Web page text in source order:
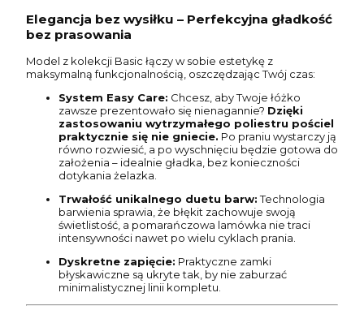
Elegancja bez wysiłku – Perfekcyjna gładkość
bez prasowania
Model z kolekcji Basic łączy w sobie estetykę z
maksymalną funkcjonalnością, oszczędzając Twój czas:
System Easy Care: Chcesz, aby Twoje łóżko
zawsze prezentowało się nienagannie? Dzięki
zastosowaniu wytrzymałego poliestru pościel
praktycznie się nie gniecie. Po praniu wystarczy ją
równo rozwiesić, a po wyschnięciu będzie gotowa do
założenia – idealnie gładka, bez konieczności
dotykania żelazka.
Trwałość unikalnego duetu barw:Technologia
barwienia sprawia, że błękit zachowuje swoją
świetlistość, a pomarańczowa lamówka nie traci
intensywności nawet po wielu cyklach prania.
Dyskretne zapięcie: Praktyczne zamki
błyskawiczne są ukryte tak, by nie zaburzać
minimalistycznej linii kompletu.